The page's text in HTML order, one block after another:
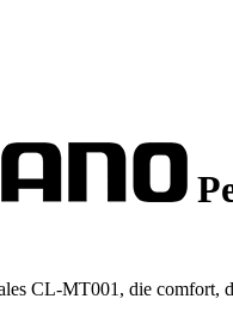
CL-MT001, die comfort,